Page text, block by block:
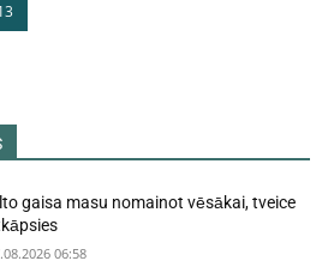
gaisa masu nomainot vēsākai, tveice
06:58